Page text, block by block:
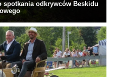
spotkania odkrywców Beskidu